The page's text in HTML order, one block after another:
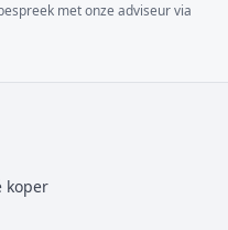
met onze adviseur via
koper